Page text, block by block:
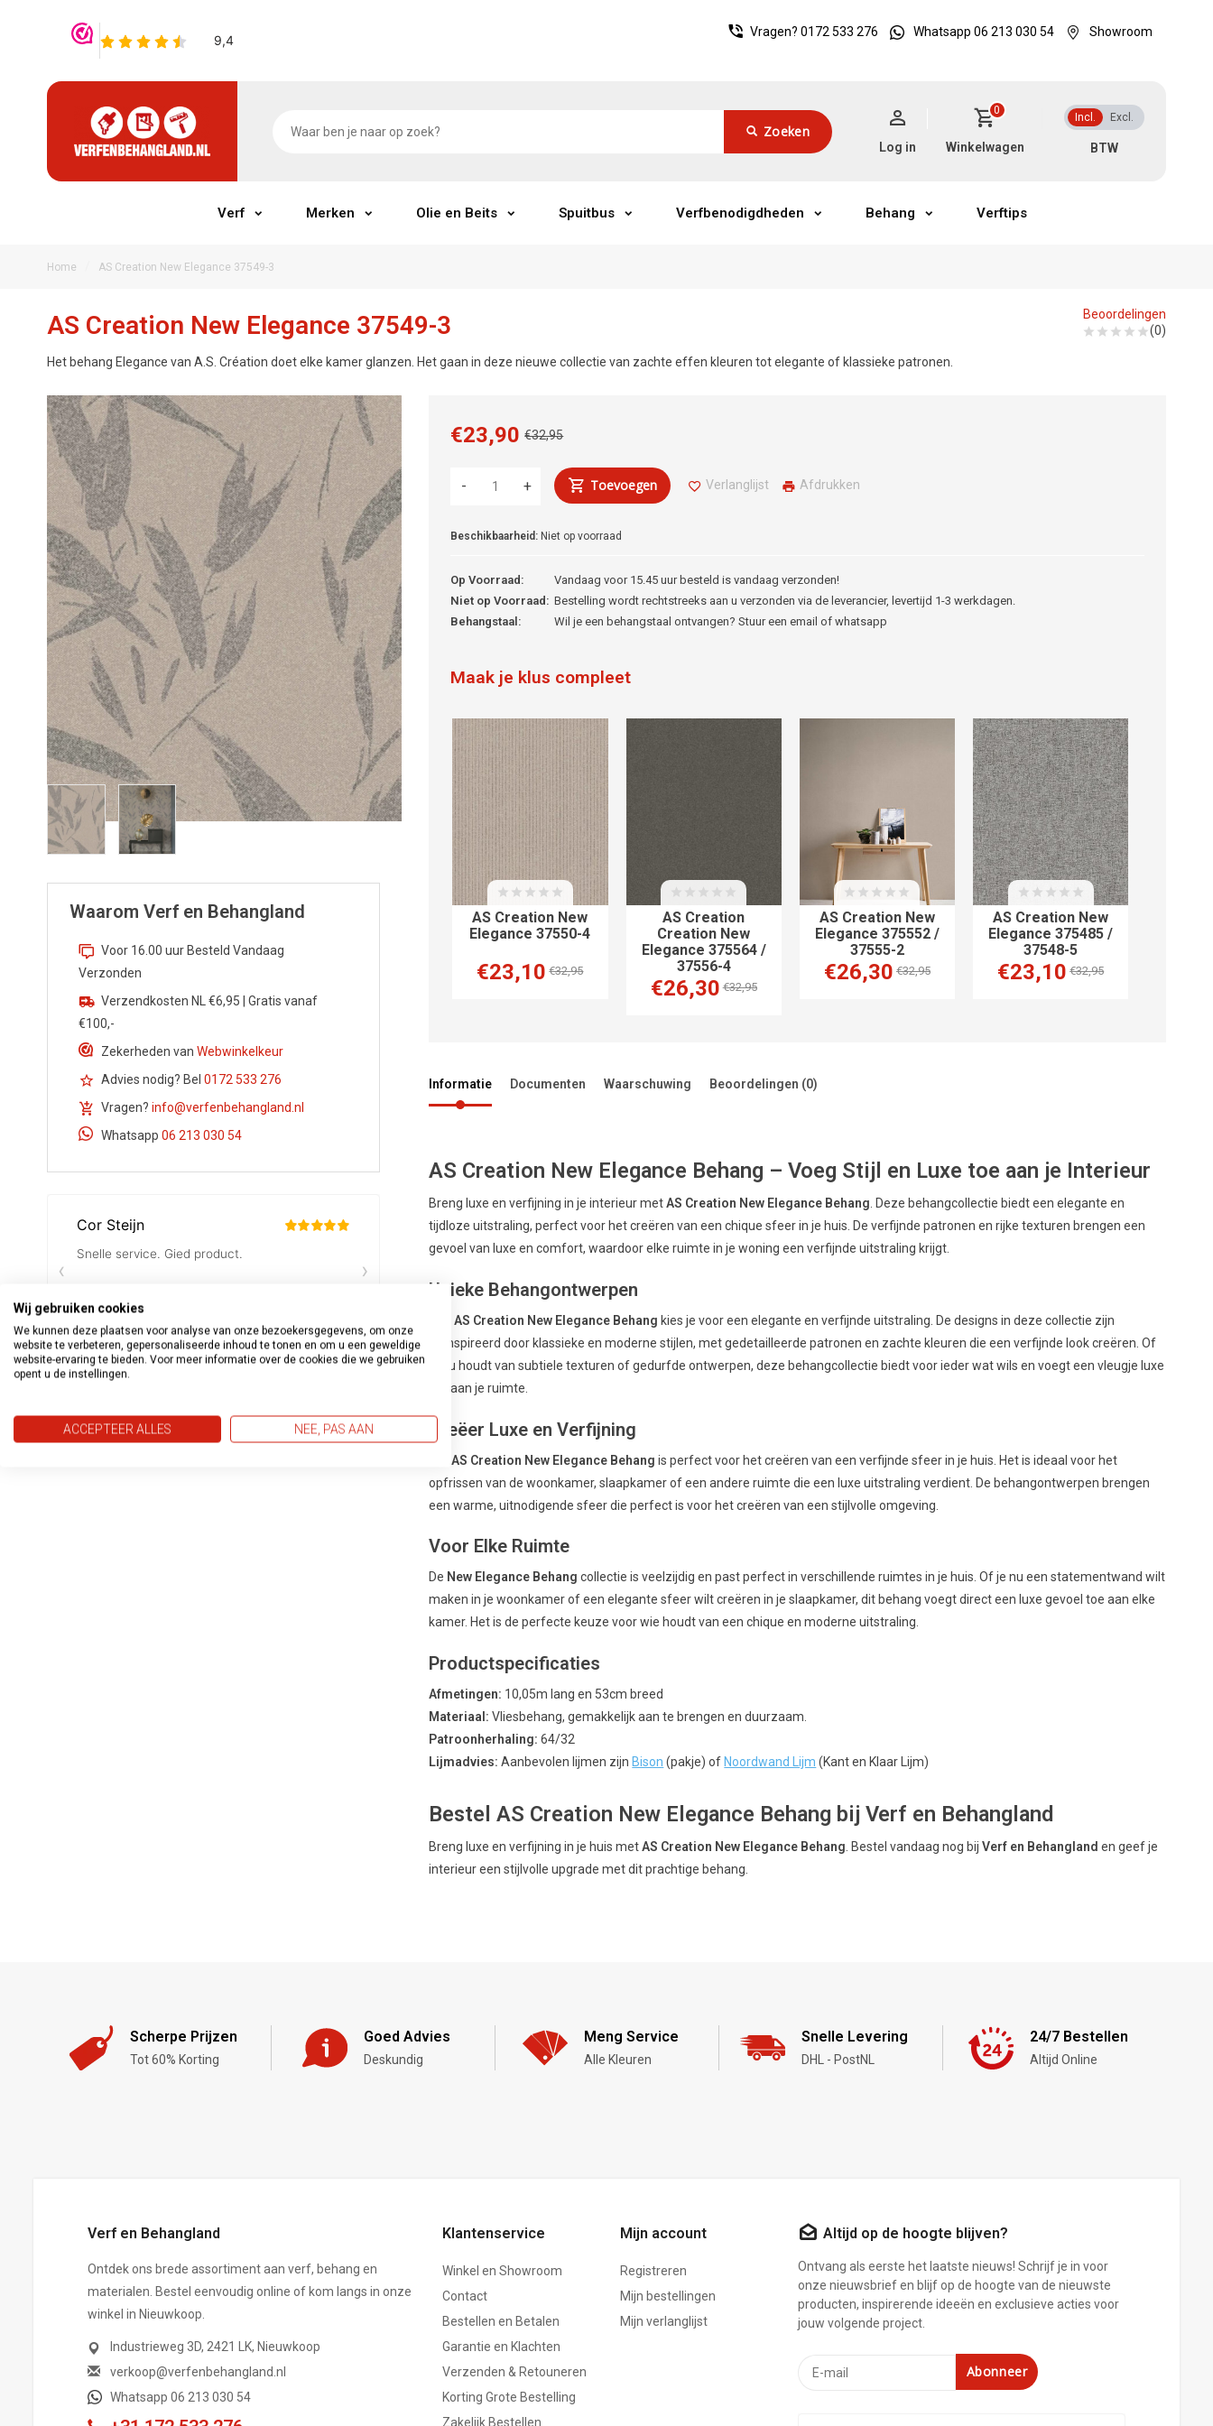
Vragen? 0172 533 276 Whatsapp 06 213 030 54 Showroom
Zoeken
Incl. Excl.
0
Winkelwagen
Log in
Verf Merken Olie en Beits Spuitbus Verfbenodigdheden Behang Verftips
Home AS Creation New Elegance 37549-3
AS Creation New Elegance 37549-3
Het behang Elegance van A.S. Création doet elke kamer glanzen. Het gaan in deze nieuwe collectie van zachte effen kleuren tot elegante of klassieke patronen.
Beoordelingen
(0)
Waarom Verf en Behangland
Voor 16.00 uur Besteld Vandaag
Verzonden
Verzendkosten NL €6,95 | Gratis vanaf
€100,-
Zekerheden van Webwinkelkeur
Advies nodig? Bel 0172 533 276
Vragen? info@verfenbehangland.nl
Whatsapp 06 213 030 54
€32,95
€23,90
+
- Toevoegen Verlanglijst Afdrukken
Beschikbaarheid: Niet op voorraad
Op Voorraad:
Vandaag voor 15.45 uur besteld is vandaag verzonden!
Niet op Voorraad: Bestelling wordt rechtstreeks aan u verzonden via de leverancier, levertijd 1-3 werkdagen.
Behangstaal:
Wil je een behangstaal ontvangen? Stuur een email of whatsapp
Maak je klus compleet
AS Creation New
Elegance 37550-4
€23,10 €32,95
AS Creation
Creation New
Elegance 375564 /
37556-4
€26,30 €32,95
AS Creation New
Elegance 375552 /
37555-2
€26,30 €32,95
AS Creation New
Elegance 375485 /
37548-5
€23,10 €32,95
Informatie Documenten Waarschuwing Beoordelingen (0)
AS Creation New Elegance Behang – Voeg Stijl en Luxe toe aan je Interieur
Breng luxe en verfijning in je interieur metAS Creation New Elegance Behang. Deze behangcollectie biedt een elegante en
tijdloze uitstraling, perfect voor het creëren van een chique sfeer in je huis. De verfijnde patronen en rijke texturen brengen een
gevoel van luxe en comfort, waardoor elke ruimte in je woning een verfijnde uitstraling krijgt.
Unieke Behangontwerpen
MetAS Creation New Elegance Behang kies je voor een elegante en verfijnde uitstraling. De designs in deze collectie zijn
geïnspireerd door klassieke en moderne stijlen, met gedetailleerde patronen en zachte kleuren die een verfijnde look creëren. Of
je nu houdt van subtiele texturen of gedurfde ontwerpen, deze behangcollectie biedt voor ieder wat wils en voegt een vleugje luxe
toe aan je ruimte.
Creëer Luxe en Verfijning
HetAS Creation New Elegance Behang is perfect voor het creëren van een verfijnde sfeer in je huis. Het is ideaal voor het
opfrissen van de woonkamer, slaapkamer of een andere ruimte die een luxe uitstraling verdient. De behangontwerpen brengen
een warme, uitnodigende sfeer die perfect is voor het creëren van een stijlvolle omgeving.
Voor Elke Ruimte
De New Elegance Behang collectie is veelzijdig en past perfect in verschillende ruimtes in je huis. Of je nu een statementwand wilt
maken in je woonkamer of een elegante sfeer wilt creëren in je slaapkamer, dit behang voegt direct een luxe gevoel toe aan elke
kamer. Het is de perfecte keuze voor wie houdt van een chique en moderne uitstraling.
Productspecificaties
Afmetingen: 10,05m lang en 53cm breed
Materiaal: Vliesbehang, gemakkelijk aan te brengen en duurzaam.
Patroonherhaling: 64/32
Lijmadvies: Aanbevolen lijmen zijn Bison (pakje) of Noordwand Lijm (Kant en Klaar Lijm)
Bestel AS Creation New Elegance Behang bij Verf en Behangland
Breng luxe en verfijning in je huis metAS Creation New Elegance Behang . Bestel vandaag nog bijVerf en Behangland en geef je
interieur een stijlvolle upgrade met dit prachtige behang.
Scherpe Prijzen
Tot 60% Korting
Goed Advies
Deskundig
Meng Service
Alle Kleuren
Snelle Levering
DHL - PostNL
24/7 Bestellen
Altijd Online
Verf en Behangland
Ontdek ons brede assortiment aan verf, behang en
materialen. Bestel eenvoudig online of kom langs in onze
winkel in Nieuwkoop.
Industrieweg 3D, 2421 LK, Nieuwkoop
verkoop@verfenbehangland.nl
Whatsapp 06 213 030 54
Klantenservice
Winkel en Showroom
Contact
Bestellen en Betalen
Garantie en Klachten
Verzenden & Retouneren
Korting Grote Bestelling
Zakelijk Bestellen
Mijn account
Registreren
Mijn bestellingen
Mijn verlanglijst
Altijd op de hoogte blijven?
Ontvang als eerste het laatste nieuws! Schrijf je in voor
onze nieuwsbrief en blijf op de hoogte van de nieuwste
producten, inspirerende ideeën en exclusieve acties voor
jouw volgende project.
Abonneer
Wij gebruiken cookies
We kunnen deze plaatsen voor analyse van onze bezoekersgegevens, om onze
website te verbeteren, gepersonaliseerde inhoud te tonen en om u een geweldige
website-ervaring te bieden. Voor meer informatie over de cookies die we gebruiken
opent u de instellingen.
ACCEPTEER ALLES NEE, PAS AAN